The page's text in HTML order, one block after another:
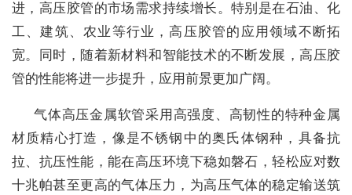
进，高压胶管的市场需求持续增长。特别是在石油、化
工、建筑、农业等行业，高压胶管的应用领域不断拓
宽。同时，随着新材料和智能技术的不断发展，高压胶
管的性能将进一步提升，应用前景更加广阔。
气体高压金属软管采用高强度、高韧性的特种金属
材质精心打造，像是不锈钢中的奥氏体钢种，具备抗
拉、抗压性能，能在高压环境下稳如磐石，轻松应对数
十兆帕甚至更高的气体压力，为高压气体的稳定输送筑